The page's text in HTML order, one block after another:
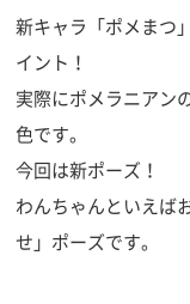
新キャラ「ポメまつ
イント！
実際にポメラニアン
色です。
今回は新ポーズ！
わんちゃんといえば
せ」ポーズです。